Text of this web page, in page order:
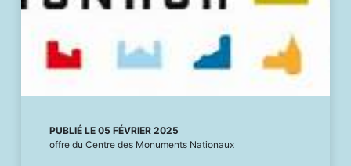
PUBLIÉ LE 05 FÉVRIER 2025
offre du Centre des Monuments Nationaux